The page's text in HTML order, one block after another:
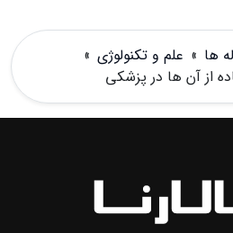
ها » علم و تکنولوژی »
از آن ها در پزشکی